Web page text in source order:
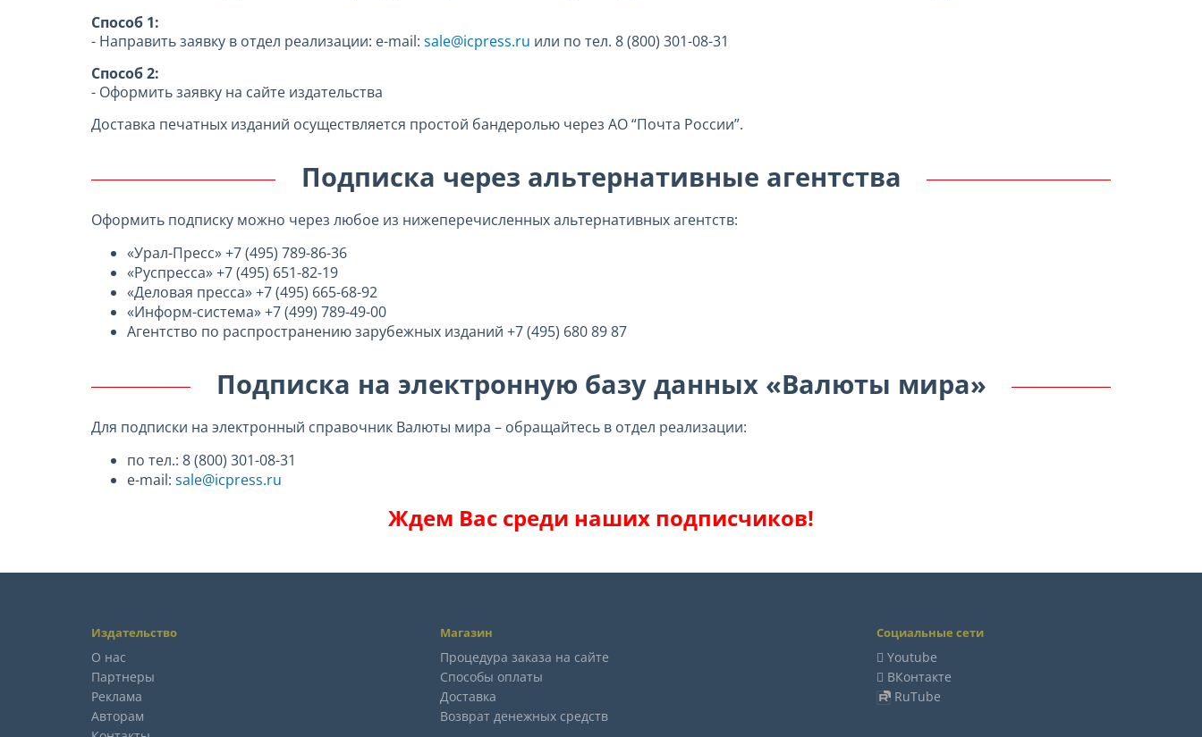
Способ 1:
- Направить заявку в отдел реализации: e-mail: sale@icpress.ru или по тел. 8 (800) 301-08-31
Способ 2:
- Оформить заявку на сайте издательства
Доставка печатных изданий осуществляется простой бандеролью через АО “Почта России”.
Подписка через альтернативные агентства
Оформить подписку можно через любое из нижеперечисленных альтернативных агентств:
«Урал-Пресс» +7 (495) 789-86-36
«Руспресса» +7 (495) 651-82-19
«Деловая пресса» +7 (495) 665-68-92
«Информ-система» +7 (499) 789-49-00
Агентство по распространению зарубежных изданий +7 (495) 680 89 87
Подписка на электронную базу данных «Валюты мира»
Для подписки на электронный справочник Валюты мира – обращайтесь в отдел реализации:
по тел.: 8 (800) 301-08-31
e-mail: sale@icpress.ru
Ждем Вас среди наших подписчиков!
Издательство
О нас
Партнеры
Реклама
Авторам
Магазин
Процедура заказа на сайте
Способы оплаты
Доставка
Возврат денежных средств
Социальные сети
Youtube
ВКонтакте
RuTube